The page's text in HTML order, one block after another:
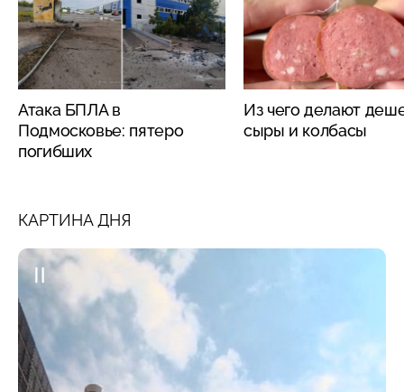
Атака БПЛА в
Подмосковье: пятеро
погибших
Из чего делают
сыры и колбасы
КАРТИНА ДНЯ